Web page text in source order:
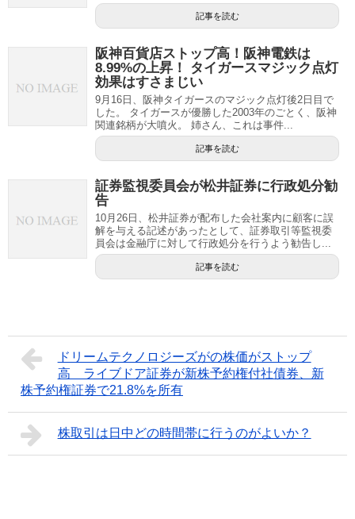
記事を読む
阪神百貨店ストップ高！阪神電鉄は
8.99%の上昇！ タイガースマジック点灯
効果はすさまじい
9月16日、阪神タイガースのマジック点灯後2日目で
した。 タイガースが優勝した2003年のごとく、阪神
関連銘柄が大噴火。 姉さん、これは事件...
記事を読む
証券監視委員会が松井証券に行政処分勧
告
10月26日、松井証券が配布した会社案内に顧客に誤
解を与える記述があったとして、証券取引等監視委
員会は金融庁に対して行政処分を行うよう勧告し...
記事を読む
ドリームテクノロジーズがの株価がストップ
高 ライブドア証券が新株予約権付社債券、新
株予約権証券で21.8%を所有
株取引は日中どの時間帯に行うのがよいか？